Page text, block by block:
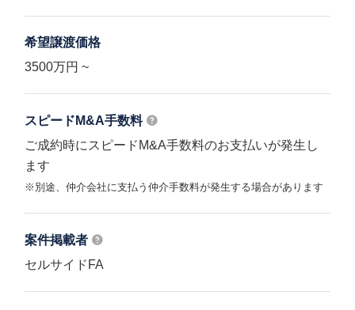
希望譲渡価格
3500万円 ~
スピードM&A手数料
ご成約時にスピードM&A手数料のお支払いが発生し
ます
※別途、仲介会社に支払う仲介手数料が発生する場合があります
案件掲載者
セルサイドFA